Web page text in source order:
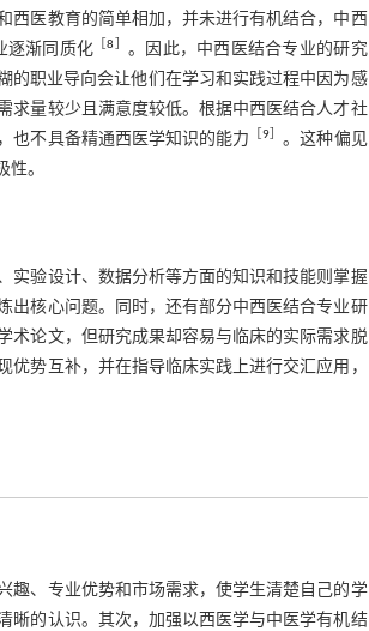
西医教育的简单相加，并未进行有机结合，中西
逐渐同质化 ［8
。因此，中西医结合专业的研究
的职业导向会让他们在学习和实践过程中因为感
求量较少且满意度较低。根据中西医结合人才社
也不具备精通西医学知识的能力
［9
。这种偏见
。
实验设计、数据分析等方面的知识和技能则掌握
出核心问题。同时，还有部分中西医结合专业研
术论文，但研究成果却容易与临床的实际需求脱
势互补，并在指导临床实践上进行交汇应用，
趣、专业优势和市场需求，使学生清楚自己的学
晰的认识。其次，加强以西医学与中医学有机结